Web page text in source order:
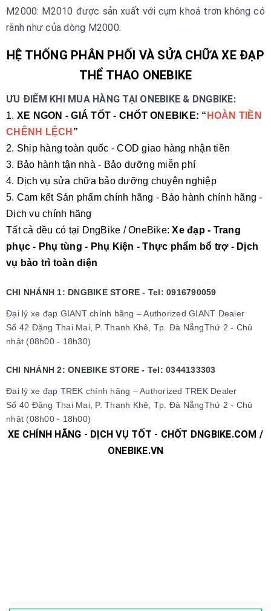
M2000: M2010 được sản xuất với cụm khoá trơn không có
rãnh như của dòng M2000.
HỆ THỐNG PHÂN PHỐI VÀ SỬA CHỮA XE ĐẠP
THỂ THAO ONEBIKE
ƯU ĐIỂM KHI MUA HÀNG TẠI ONEBIKE & DNGBIKE:
1. XE NGON - GIÁ TỐT - CHỐT ONEBIKE: “ HOÀN TIỀN
CHÊNH LỆCH ”
2. Ship hàng toàn quốc - COD giao hàng nhận tiền
3. Bảo hành tận nhà - Bảo dưỡng miễn phí
4. Dịch vụ sửa chữa bảo dưỡng chuyên nghiệp
5. Cam kết Sản phẩm chính hãng - Bảo hành chính hãng -
Dịch vụ chính hãng
Tất cả đều có tại DngBike / OneBike: Xe đạp - Trang
phục - Phụ tùng - Phụ Kiện - Thực phẩm bổ trợ - Dịch
vụ bảo trì toàn diện
CHI NHÁNH 1: DNGBIKE STORE - Tel: 0916790059
Đại lý xe đạp GIANT chính hãng – Authorized GIANT Dealer
Số 42 Đặng Thai Mai, P. Thanh Khê, Tp. Đà NẵngThứ 2 - Chủ
nhật (08h00 - 18h30)
CHI NHÁNH 2: ONEBIKE STORE - Tel: 0344133303
Đại lý xe đạp TREK chính hãng – Authorized TREK Dealer
Số 40 Đặng Thai Mai, P. Thanh Khê, Tp. Đà NẵngThứ 2 - Chủ
nhật (08h00 - 18h00)
XE CHÍNH HÃNG - DỊCH VỤ TỐT - CHỐT DNGBIKE.COM /
ONEBIKE.VN